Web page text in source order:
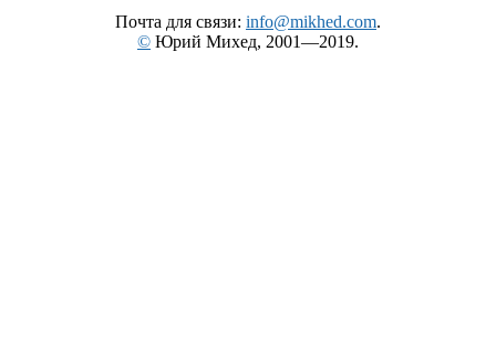
Почта для связи: info@mikhed.com.
© Юрий Михед, 2001—2019.